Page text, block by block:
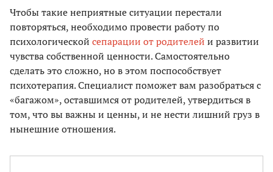
Чтобы такие неприятные ситуации перестали
повторяться, необходимо провести работу по
психологической сепарации от родителей и развитии
чувства собственной ценности. Самостоятельно
сделать это сложно, но в этом поспособствует
психотерапия. Специалист поможет вам разобраться с
«багажом», оставшимся от родителей, утвердиться в
том, что вы важны и ценны, и не нести лишний груз в
нынешние отношения.